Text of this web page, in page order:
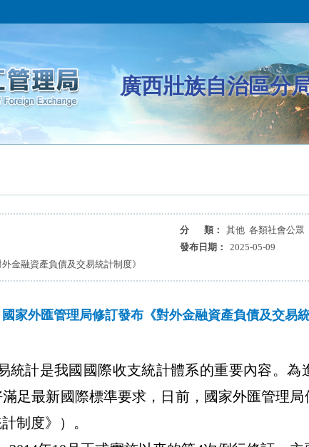
廣西壯族自治區分
分 類：
其他 各類社會公眾
發布日期：
2025-05-09
金融資產負債及交易統計制度》
國家外匯管理局修訂發布《對外金融資產負債及交易統
統計是我國國際收支統計體系的重要內容。
足最新國際標準要求，日前，國家外匯管理
制度》）。